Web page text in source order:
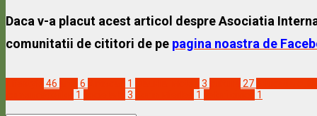
Daca v-a placut acest articol despre Asociatia
comunitatii de cititori de pe pagina noastra de
46 6 1 3 27
1 3 1 1